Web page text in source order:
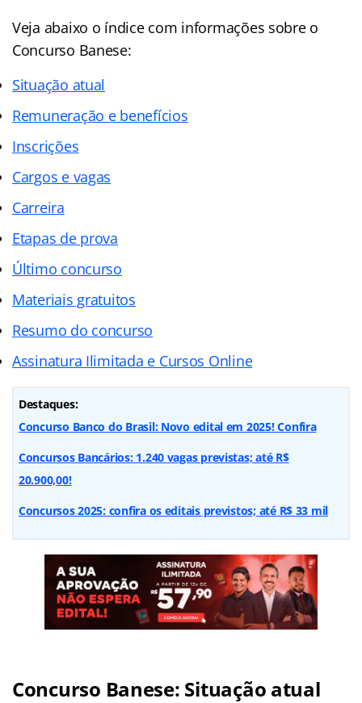
Veja abaixo o índicecom informações sobre o
Concurso Banese:
Situação atual
Remuneração e benefícios
Inscrições
Cargos e vagas
Carreira
Etapas de prova
Último concurso
Materiais gratuitos
Resumo do concurso
Assinatura Ilimitada e Cursos Online
Destaques:
Concurso Banco do Brasil: Novo edital em 2025! Confira
Concursos Bancários: 1.240 vagas previstas; até R$
20.900,00!
Concursos 2025: confira os editais previstos; até R$ 33 mil
Concurso Banese: Situação atual